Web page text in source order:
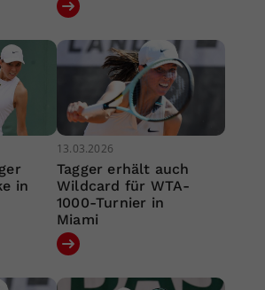
in
13.03.2026
Tagger erhält auch
Wildcard für WTA-
1000-Turnier in
Miami